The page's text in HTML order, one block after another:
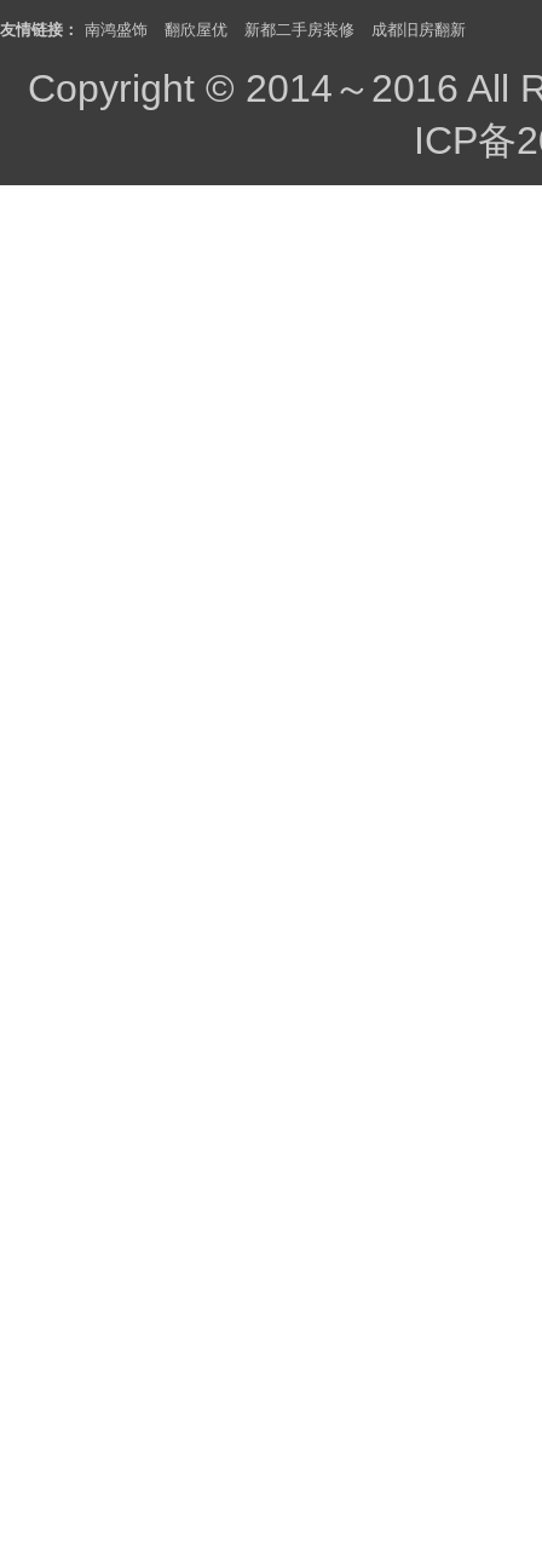
友情链接： 南鸿盛饰 翻欣屋优 新都二手房装修 成都旧房翻新
Copyright © 2014～2016 All
ICP备